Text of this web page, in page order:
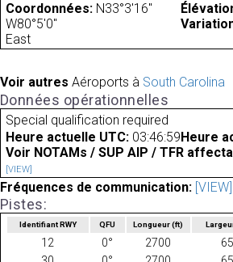
Coordonnées: N33°3'16"
W80°5'0"
East
Voir autres Aéroports à South Carolina
Données opérationnelles
Special qualification required
Heure actuelle UTC: 03:46:59 Heure
Voir NOTAMs / SUP AIP / TFR
[VIEW]
Fréquences de communication: [VIEW]
Pistes:
Identifiant RWY QFU Longueur(ft)
12 0° 2700 65